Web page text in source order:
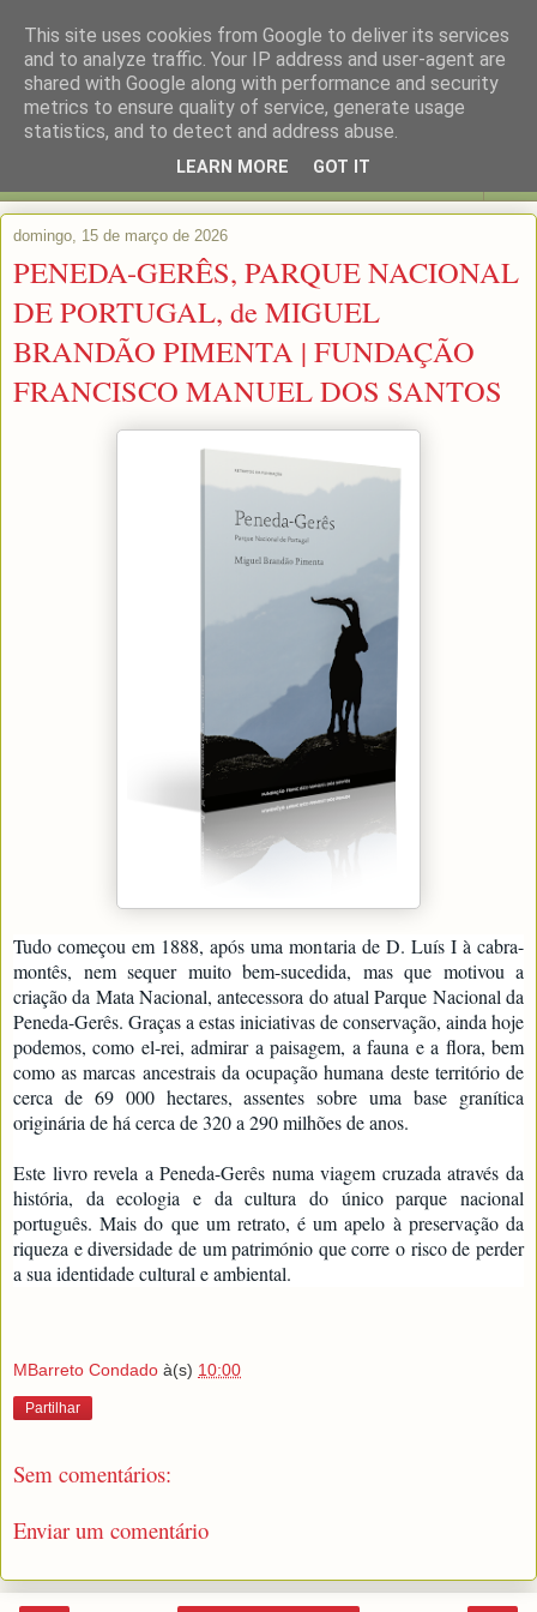
domingo, 15 de março de 2026
PENEDA-GERÊS, PARQUE NACIONAL
DE PORTUGAL, de MIGUEL
BRANDÃO PIMENTA | FUNDAÇÃO
FRANCISCO MANUEL DOS SANTOS
Tudo começou em 1888, após uma montaria de D. Luís I à cabra-
montês, nem sequer muito bem-sucedida, mas que motivou a
criação da Mata Nacional, antecessora do atual Parque Nacional da
Peneda-Gerês. Graças a estas iniciativas de conservação, ainda hoje
podemos, como el-rei, admirar a paisagem, a fauna e a flora, bem
como as marcas ancestrais da ocupação humana deste território de
cerca de 69 000 hectares, assentes sobre uma base granítica
originária de há cerca de 320 a 290 milhões de anos.
Este livro revela a Peneda-Gerês numa viagem cruzada através da
história, da ecologia e da cultura do único parque nacional
português. Mais do que um retrato, é um apelo à preservação da
riqueza e diversidade de um património que corre o risco de perder
a sua identidade cultural e ambiental.
MBarreto Condado à(s) 10:00
Partilhar
Sem comentários:
Enviar um comentário
This site uses cookies from Google to deliver its services
and to analyze traffic. Your IP address and user-agent are
shared with Google along with performance and security
metrics to ensure quality of service, generate usage
statistics, and to detect and address abuse.
LEARN MORE GOT IT